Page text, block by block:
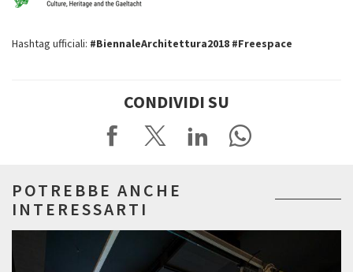
Hashtag ufficiali: #BiennaleArchitettura2018 #Freespace
CONDIVIDI SU
POTREBBE ANCHE
INTERESSARTI